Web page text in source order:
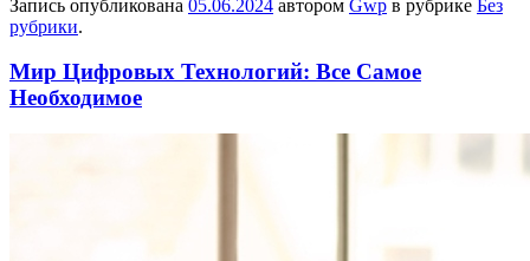
Запись опубликована 05.06.2024 автором Gwp в рубрике Без
рубрики.
Мир Цифровых Технологий: Все Самое
Необходимое